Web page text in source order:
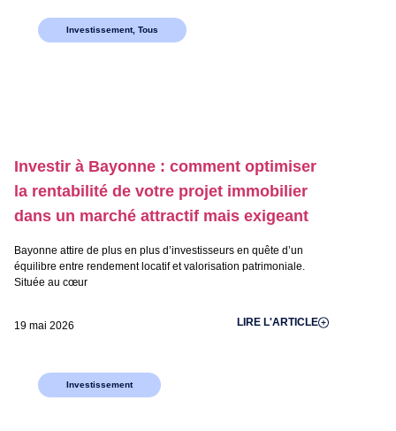
Investissement, Tous
Investir à Bayonne : comment optimiser
la rentabilité de votre projet immobilier
dans un marché attractif mais exigeant
Bayonne attire de plus en plus d’investisseurs en quête d’un
équilibre entre rendement locatif et valorisation patrimoniale.
Située au cœur
19 mai 2026 LIRE L'ARTICLE
Investissement